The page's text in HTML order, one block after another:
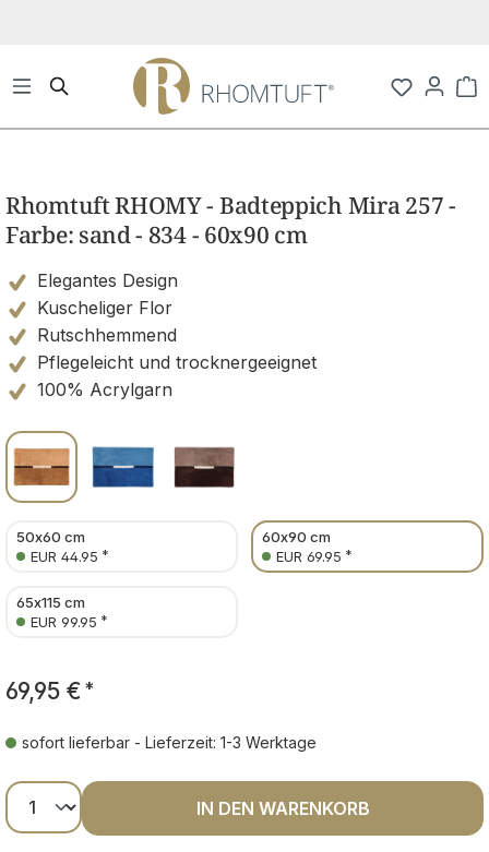
Rhomtuft RHOMY - Badteppich Mira 257 -
Farbe: sand - 834 - 60x90 cm
Elegantes Design
Kuscheliger Flor
Rutschhemmend
Pflegeleicht und trocknergeeignet
100% Acrylgarn
50x60 cm
EUR 44.95 *
60x90 cm
EUR 69.95 *
65x115 cm
EUR 99.95 *
69,95 € *
sofort lieferbar - Lieferzeit: 1-3 Werktage
Produkt Anzahl: Gib den gewünschten
IN DEN WARENKORB